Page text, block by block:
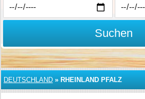
Suchen
DEUTSCHLAND » RHEINLAND PFALZ